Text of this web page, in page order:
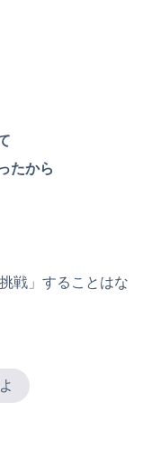
たから
戦」することはな